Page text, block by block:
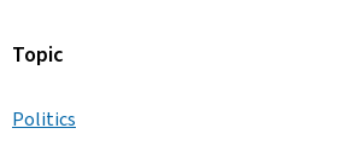
Topic
Politics